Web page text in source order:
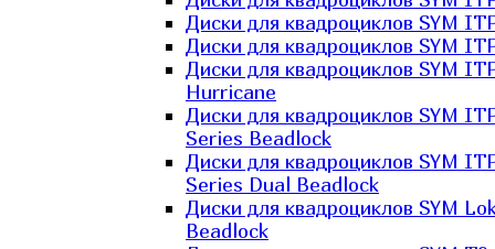
Диски для квадроциклов SYM
Диски для квадроциклов SYM
Диски для квадроциклов SYM
Hurricane
Диски для квадроциклов SYM
Series Beadlock
Диски для квадроциклов SYM
Series Dual Beadlock
Диски для квадроциклов SYM
Beadlock